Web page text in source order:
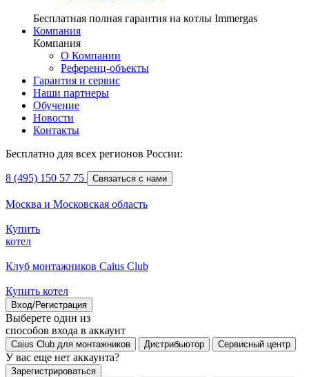
Бесплатная полная гарантия на котлы Immergas
Компания
Компания
О Компании
Референц-объекты
Гарантия и сервис
Наши партнеры
Обучение
Новости
Контакты
Бесплатно для всех регионов России:
8 (495) 150 57 75 Связаться с нами
Москва и Московская область
Купить
котел
Клуб монтажников Caius Club
Купить котел
Вход/Регистрация
Выберете один из
способов входа в аккаунт
Caius Club для монтажников Дистрибьютор Сервисный центр
У вас еще нет аккаунта?
Зарегистрироваться